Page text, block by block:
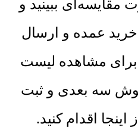
مقایسه‌ای ببینید و
عمده و ارسال
مشاهده لیست
سه بعدی و ثبت
اقدام کنید.